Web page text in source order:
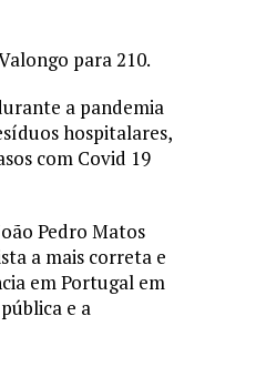
para 210.
a pandemia
hospitalares,
com Covid 19
Pedro Matos
a mais correta e
em Portugal em
e a